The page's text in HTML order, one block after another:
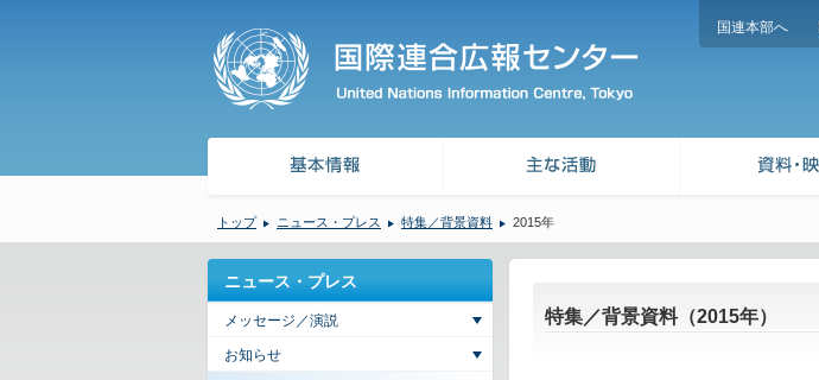
国連本部へ
トップ ニュース・プレス 特集／背景資料 2015年
特集／背景資料（2015年）
ニュース・プレス
メッセージ／演説
お知らせ